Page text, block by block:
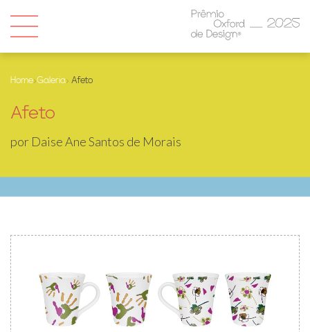
Home›Galeria› Afeto
Afeto
por Daise Ane Santos de Morais